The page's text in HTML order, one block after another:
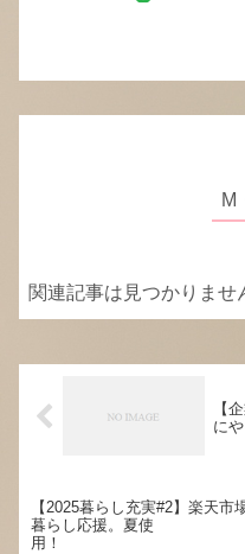
関連記事は見つかりませ
【
に
【2025暮らし充実#2】楽天市
暮らし応援。夏使
用